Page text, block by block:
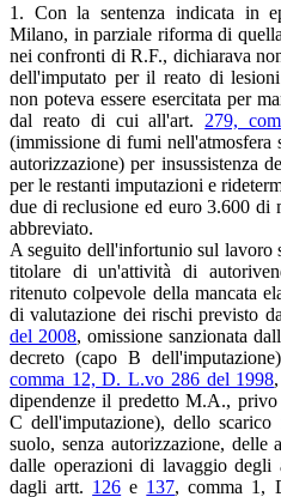
1. Con la sentenza indicata in
Milano, in parziale riforma di
nei confronti di R.F., dichiarava
dell'imputato per il reato di
non poteva essere esercitata per
dal reato di cui all'art. 279,
(immissione di fumi nell'atmosfera
autorizzazione) per insussistenza
per le restanti imputazioni e
due di reclusione ed euro 3.600
abbreviato.
A seguito dell'infortunio sul
titolare di un'attività di
ritenuto colpevole della mancata
di valutazione dei rischi previsto
del 2008, omissione sanzionata
decreto (capo B
comma 12, D. L.vo 286 del 1998
dipendenze il predetto M.A.,
C dell'imputazione), dello
suolo, senza autorizzazione, delle
dalle operazioni di lavaggio degli
dagli artt. 126 e 137, comma 1,